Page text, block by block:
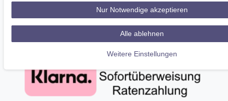
Nur Notwendige akzeptieren
Alle ablehnen
Weitere Einstellungen